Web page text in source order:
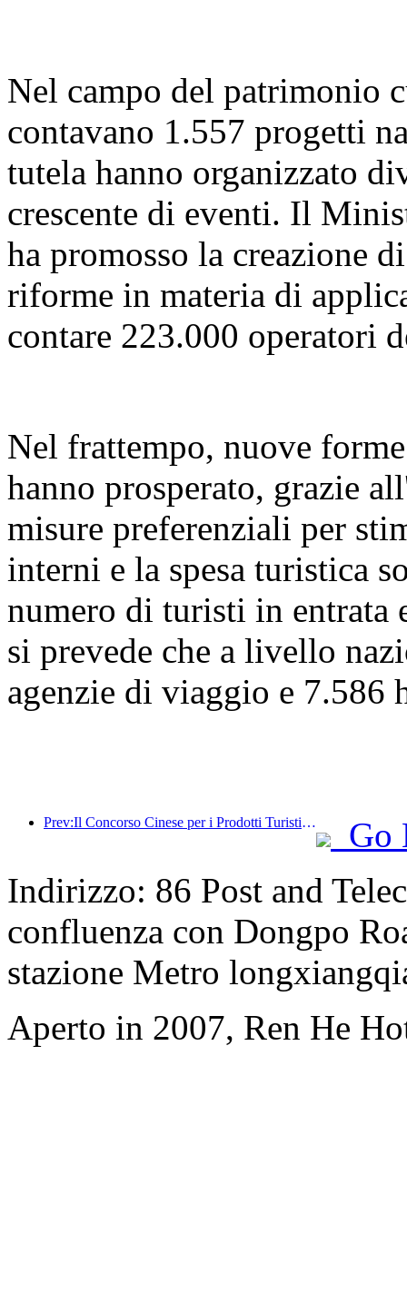
Nel campo del patrimonio
contavano 1.557 progetti
tutela hanno organizzato
crescente di eventi. Il
ha promosso la creazione
riforme in materia di
contare 223.000 operatori
Nel frattempo, nuove
hanno prosperato, grazie
misure preferenziali per
interni e la spesa turistica
numero di turisti in entrata
si prevede che a livello
agenzie di viaggio e 7.586
Prev:Il Concorso Cinese per i Prodotti Turistici si è svolto con successo a Xiangtan, nello Hunan.
Go
Indirizzo: 86 Post and
confluenza con Dongpo
stazione Metro
Aperto in 2007, Ren He